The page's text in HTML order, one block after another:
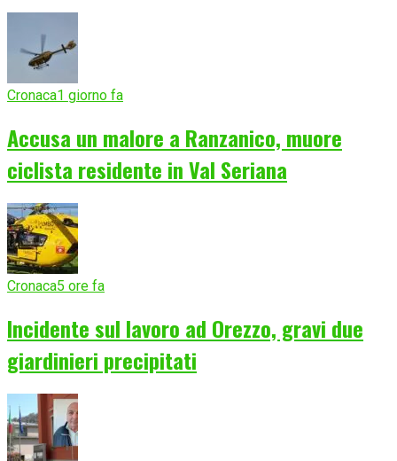
Cronaca1 giorno fa
Accusa un malore a Ranzanico, muore
ciclista residente in Val Seriana
Cronaca5 ore fa
Incidente sul lavoro ad Orezzo, gravi due
giardinieri precipitati